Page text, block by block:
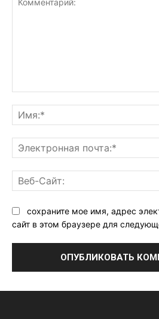
сохраните мое имя, адрес
сайт в этом браузере для